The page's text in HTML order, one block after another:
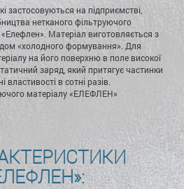
застосовуються на підприємстві,
нетканого фільтруючого
Матеріал виготовляється з
«холодного формування». Для
на його поверхню в поле високої
заряд, який притягує частинки
властивості в сотні разів.
матеріалу «ЕЛЕФЛЕН»